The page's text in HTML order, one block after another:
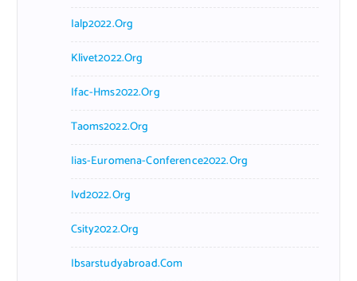
Ialp2022.org
Klivet2022.org
Ifac-Hms2022.org
Taoms2022.org
Iias-Euromena-Conference2022.org
Ivd2022.org
Csity2022.org
Ibsarstudyabroad.com